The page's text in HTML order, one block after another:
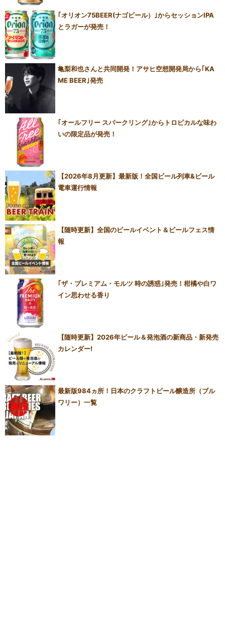
｢オリオン75BEER(ナゴビール）｣からセッションIPA
とラガーが発売！
亀梨和也さんと共同開発！アサヒ空想開発局から｢KA
ME BEER｣発売
｢オールフリー スパークリング｣からトロピカルな味わ
いの限定品が発売！
【2026年8月更新】最新版！全国ビール列車&ビール
電車運行情報
【随時更新】全国のビールイベント＆ビールフェス情
報
｢ザ・プレミアム・モルツ 時の誘惑｣発売！柑橘や白ワ
イン思わせる香り
【随時更新】2026年ビール＆発泡酒の新商品・新発売
カレンダー!
最新版984ヵ所！日本のクラフトビール醸造所（ブル
ワリー）一覧